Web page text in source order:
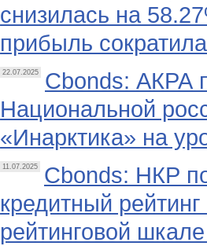
снизилась на
прибыль
22.07.2025
Cbonds: АКРА
Национальной
«Инарктика» на
11.07.2025
Cbonds: НКР
кредитный
рейтинговой